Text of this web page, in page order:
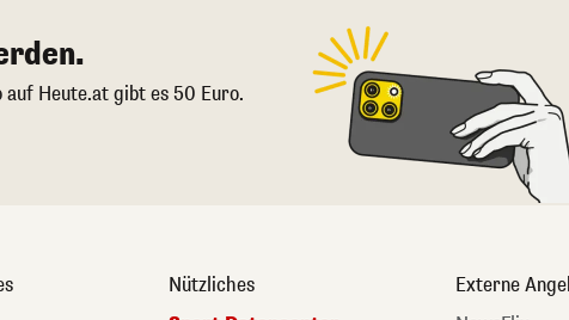
auf Heute.at gibt es 50 Euro.
Nützliches
Externe